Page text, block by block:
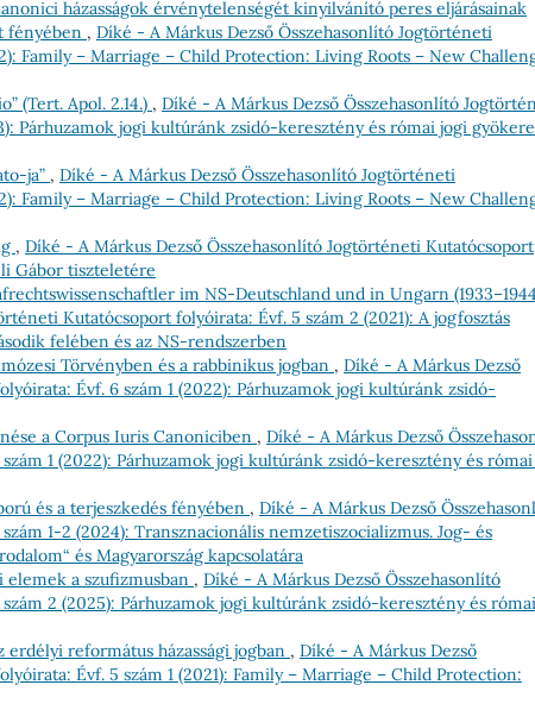
házasságok érvénytelenségét kinyilvánító peres eljárásainak
fényében , Díké - A Márkus Dezső Összehasonlító Jogtörténeti
Family – Marriage – Child Protection: Living Roots – New
(Tert. Apol. 2.14.) , Díké - A Márkus Dezső Összehasonlító
Párhuzamok jogi kultúránk zsidó-keresztény és római jogi
ja” , Díké - A Márkus Dezső Összehasonlító Jogtörténeti
Family – Marriage – Child Protection: Living Roots – New
, Díké - A Márkus Dezső Összehasonlító Jogtörténeti Kutatócsoport
Gábor tiszteletére
im NS-Deutschland und in Ungarn
Kutatócsoport folyóirata: Évf. 5 szám 2 (2021): A jogfosztás
felében és az NS-rendszerben
Törvényben és a rabbinikus jogban , Díké - A Márkus Dezső
Évf. 6 szám 1 (2022): Párhuzamok jogi kultúránk zsidó-
a Corpus Iuris Canoniciben , Díké - A Márkus Dezső
1 (2022): Párhuzamok jogi kultúránk zsidó-keresztény és
és a terjeszkedés fényében , Díké - A Márkus Dezső
1-2 (2024): Transznacionális nemzetiszocializmus. Jog- és
és Magyarország kapcsolatára
a szufizmusban , Díké - A Márkus Dezső Összehasonlító
2 (2025): Párhuzamok jogi kultúránk zsidó-keresztény és római
erdélyi református házassági jogban , Díké - A Márkus Dezső
Évf. 5 szám 1 (2021): Family – Marriage – Child Protection: